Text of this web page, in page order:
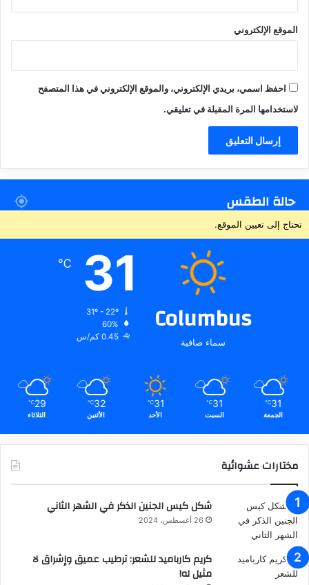
الموقع الإلكتروني
احفظ اسمي، بريدي الإلكتروني، والموقع الإلكتروني في هذا المتصفح
لاستخدامها المرة المقبلة في تعليقي.
حالة الطقس
تحتاج إلى تعيين الموقع.
Columbus
سماء صافية
31
℃
60%
0.45 كم/س
31
℃
الجمعة
31
℃
السبت
31
℃
الأحد
32
℃
الأثنين
29
℃
الثلاثاء
مختارات عشوائية
شكل كيس الجنين الذكر في الشهر الثاني
26 أغسطس، 2024
كريم كارباميد للشعر: ترطيب عميق وإشراق لا
مثيل له!